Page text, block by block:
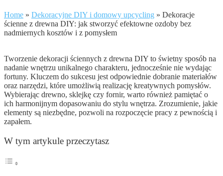
Home » Dekoracyjne DIY i domowy upcycling » Dekoracje
ścienne z drewna DIY: jak stworzyć efektowne ozdoby bez
nadmiernych kosztów i z pomysłem
Tworzenie dekoracji ściennych z drewna DIY to świetny sposób na
nadanie wnętrzu unikalnego charakteru, jednocześnie nie wydając
fortuny. Kluczem do sukcesu jest odpowiednie dobranie materiałów
oraz narzędzi, które umożliwią realizację kreatywnych pomysłów.
Wybierając drewno, sklejkę czy fornir, warto również pamiętać o
ich harmonijnym dopasowaniu do stylu wnętrza. Zrozumienie, jakie
elementy są niezbędne, pozwoli na rozpoczęcie pracy z pewnością i
zapałem.
W tym artykule przeczytasz